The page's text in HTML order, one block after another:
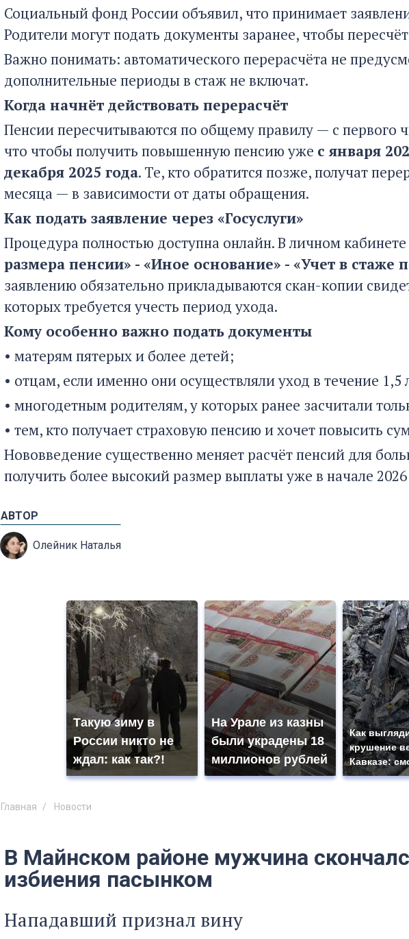
Социальный фонд России объявил, что принимает
Родители могут подать документы заранее, чтобы
Важно понимать: автоматического перерасчёта не
дополнительные периоды в стаж не включат.
Когда начнёт действовать перерасчёт
Пенсии пересчитываются по общему правилу — с первого
что чтобы получить повышенную пенсию уже с января
декабря 2025 года. Те, кто обратится позже, получат
месяца — в зависимости от даты обращения.
Как подать заявление через «Госуслуги»
Процедура полностью доступна онлайн. В личном
размера пенсии» - «Иное основание» - «Учет в стаже
заявлению обязательно прикладываются скан-копии
которых требуется учесть период ухода.
Кому особенно важно подать документы
• матерям пятерых и более детей;
• отцам, если именно они осуществляли уход в течение 1,5
• многодетным родителям, у которых ранее засчитали
• тем, кто получает страховую пенсию и хочет повысить
Нововведение существенно меняет расчёт пенсий для
получить более высокий размер выплаты уже в начале 2026
АВТОР
Олейник Наталья
Такую зиму в
России никто не
ждал: как так?!
На Урале из казны
были украдены 18
миллионов рублей
Как
крушение
Кавказе:
Главная Новости
В Майнском районе мужчина
избиения пасынком
Нападавший признал вину